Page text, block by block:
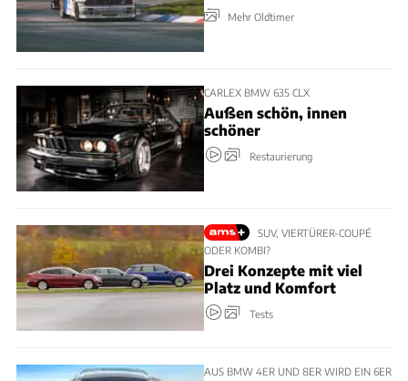
Mehr Oldtimer
CARLEX BMW 635 CLX
Außen schön, innen
schöner
Restaurierung
SUV, VIERTÜRER-COUPÉ
ODER KOMBI?
Drei Konzepte mit viel
Platz und Komfort
Tests
AUS BMW 4ER UND 8ER WIRD EIN 6ER